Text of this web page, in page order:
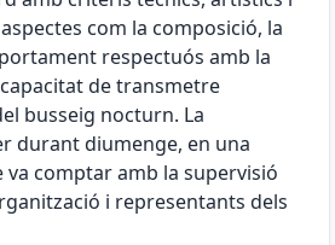
com la composició, la
respectuós amb la
de transmetre
busseig nocturn. La
durant diumenge, en una
va comptar amb la supervisió
i representants dels